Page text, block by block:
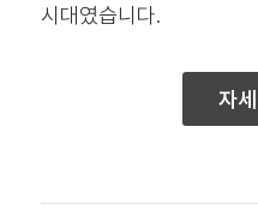
시대였습니다.
자